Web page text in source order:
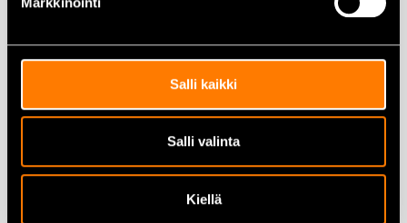
Salli kaikki
Salli valinta
Kiellä
Raivaussaha
töihin